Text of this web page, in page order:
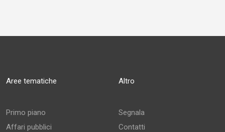
Aree tematiche
Primo piano
Affari pubblici
Altro
Segnala
Contatti